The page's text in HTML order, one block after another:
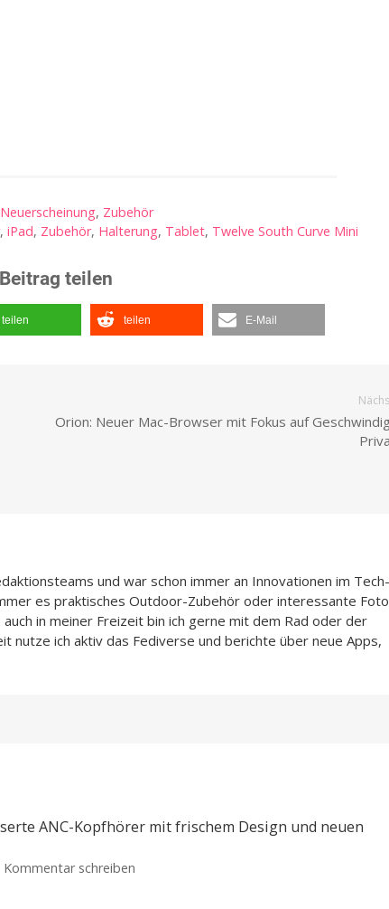
Neuerscheinung, Zubehör
, iPad, Zubehör, Halterung, Tablet, Twelve South Curve Mini
teilen
teilen teilen E-Mail
Orion: Neuer Mac-Browser mit Fokus auf
und war schon immer an Innovationen im Tech-
es praktisches Outdoor-Zubehör oder interessante
in meiner Freizeit bin ich gerne mit dem Rad oder der
nutze ich aktiv das Fediverse und berichte über neue Apps,
ANC-Kopfhörer mit frischem Design und neuen
Kommentar schreiben